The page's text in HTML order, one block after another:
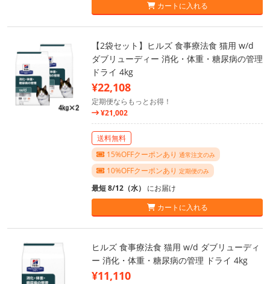
カートに入れる
【2袋セット】ヒルズ 食事療法食 猫用 w/d
ダブリューディー 消化・体重・糖尿病の管理
ドライ 4kg
¥22,108
定期便ならもっとお得！
¥21,002
送料無料
15%OFFクーポンあり 通常注文のみ
10%OFFクーポンあり 定期便のみ
最短 8/12（水） にお届け
カートに入れる
ヒルズ 食事療法食 猫用 w/d ダブリューディ
ー 消化・体重・糖尿病の管理 ドライ 4kg
¥11,110